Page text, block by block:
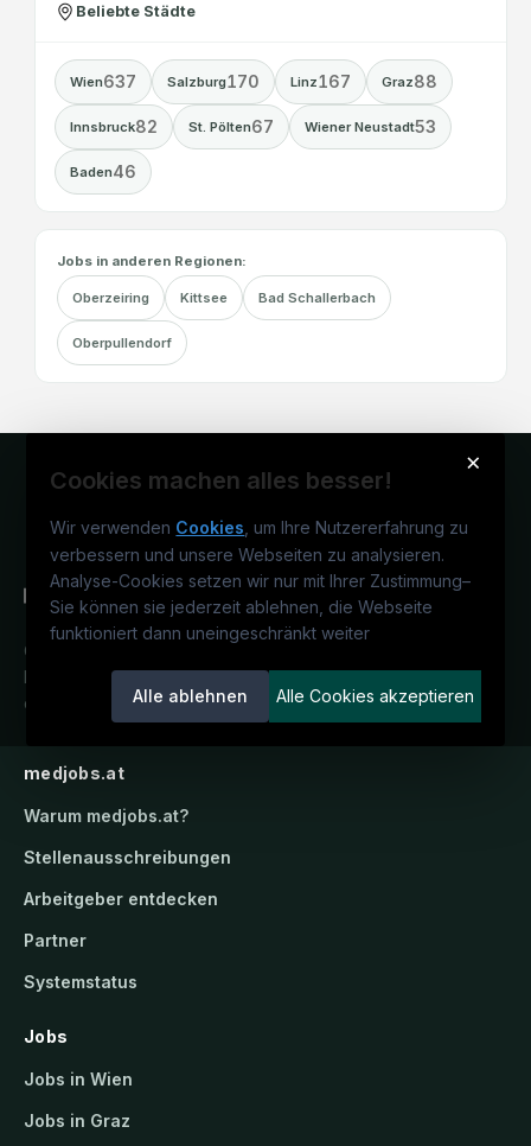
Beliebte Städte
Wien637 Salzburg170 Linz167 Graz88
Innsbruck82 St. Pölten67 Wiener Neustadt53
Baden46
Jobs in anderen Regionen:
Oberzeiring Kittsee Bad Schallerbach
Oberpullendorf
×
Cookies machen alles besser!
Wir verwenden Cookies , um Ihre Nutzererfahrung zu
verbessern und unsere Webseiten zu analysieren.
Analyse-Cookies setzen wir nur mit Ihrer Zustimmung–
Sie können sie jederzeit ablehnen, die Webseite
funktioniert dann uneingeschränkt weiter
Alle ablehnen Alle Cookies akzeptieren
Österreichs medizinisches
Karriereportal.Ein Service der
candidatis GmbH.
medjobs.at
Warum medjobs.at?
Stellenausschreibungen
Arbeitgeber entdecken
Partner
Systemstatus
Jobs
Jobs in Wien
Jobs in Graz